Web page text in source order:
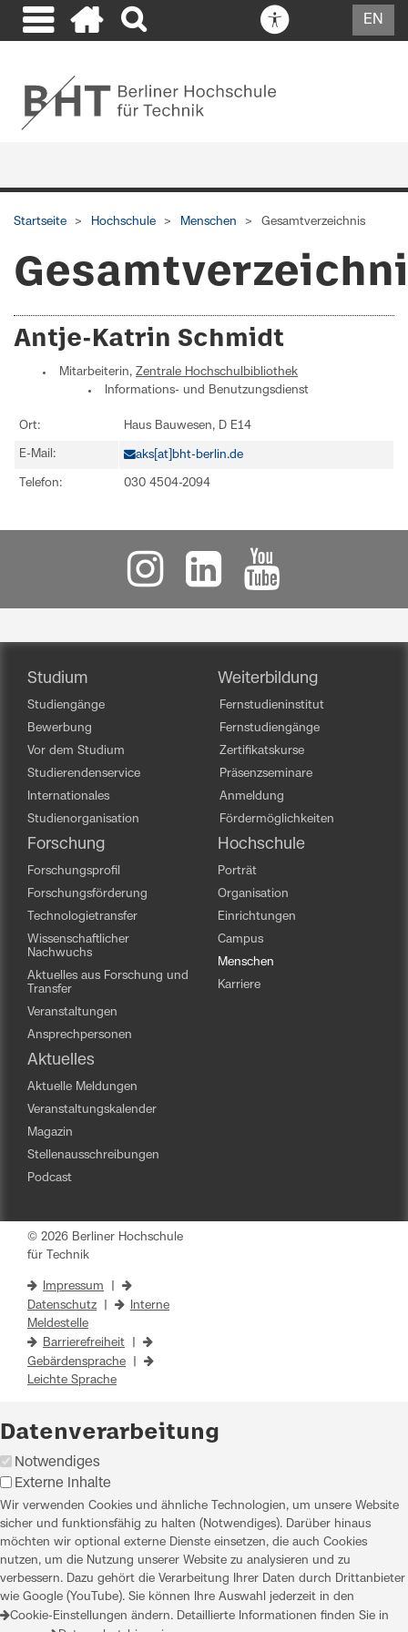
EN
Startseite Hochschule Menschen Gesamtverzeichnis
Antje-Katrin Schmidt
Mitarbeiterin, Zentrale Hochschulbibliothek
Informations- und Benutzungsdienst
Ort: Haus Bauwesen, D E14
E-Mail: aks[at]bht-berlin.de
Telefon: 030 4504-2094
Studium
Studiengänge
Bewerbung
Vor dem Studium
Studierendenservice
Internationales
Studienorganisation
Weiterbildung
Fernstudieninstitut
Fernstudiengänge
Zertifikatskurse
Präsenzseminare
Anmeldung
Fördermöglichkeiten
Forschung
Forschungsprofil
Forschungsförderung
Technologietransfer
Wissenschaftlicher
Nachwuchs
Aktuelles aus Forschung und
Transfer
Veranstaltungen
Ansprechpersonen
Hochschule
Porträt
Organisation
Einrichtungen
Campus
Menschen
Karriere
Aktuelles
Aktuelle Meldungen
Veranstaltungskalender
Magazin
Stellenausschreibungen
Podcast
© 2026 Berliner Hochschule
für Technik
Impressum
Datenschutz
Interne
Meldestelle
Barrierefreiheit
Gebärdensprache
Leichte Sprache
Datenverarbeitung
Notwendiges
Externe Inhalte
Wir verwenden Cookies und ähnliche Technologien, um unsere Website
sicher und funktionsfähig zu halten (Notwendiges). Darüber hinaus
möchten wir optional externe Dienste einsetzen, die auch Cookies
nutzen, um die Nutzung unserer Website zu analysieren und zu
verbessern. Dazu gehört die Verarbeitung Ihrer Daten durch Drittanbieter
wie Google (YouTube). Sie können Ihre Auswahl jederzeit in den
Cookie-Einstellungen ändern. Detaillierte Informationen finden Sie in